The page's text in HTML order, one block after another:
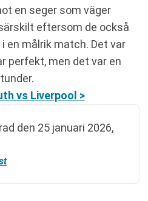
en seger som väger
eftersom de också
en målrik match. Det var
perfekt, men det var en
vs Liverpool >
den 25 januari 2026,